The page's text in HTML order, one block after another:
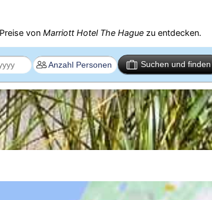
von Marriott Hotel The Haguezu entdecken.
Suchen und finden